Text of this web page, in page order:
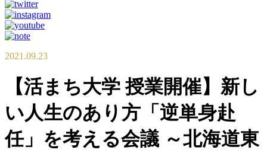
2021.09.23
【活まち大学 授業開催】新し
い人生のあり方「逆単身赴
任」を考える会議 ～北海道東